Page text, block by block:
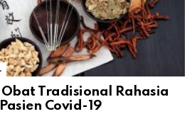
Tradisional Rahasia
Covid-19